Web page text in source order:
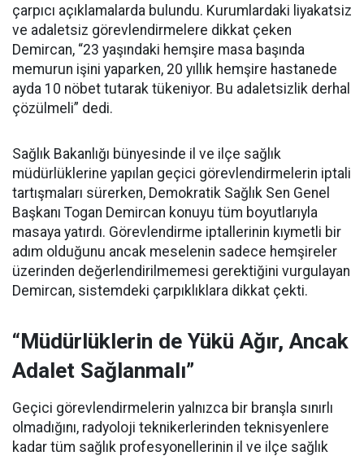
çarpıcı açıklamalarda bulundu. Kurumlardaki liyakatsiz
ve adaletsiz görevlendirmelere dikkat çeken
Demircan, “23 yaşındaki hemşire masa başında
memurun işini yaparken, 20 yıllık hemşire hastanede
ayda 10 nöbet tutarak tükeniyor. Bu adaletsizlik derhal
çözülmeli” dedi.
Sağlık Bakanlığı bünyesinde il ve ilçe sağlık
müdürlüklerine yapılan geçici görevlendirmelerin iptali
tartışmaları sürerken, Demokratik Sağlık Sen Genel
Başkanı Togan Demircan konuyu tüm boyutlarıyla
masaya yatırdı. Görevlendirme iptallerinin kıymetli bir
adım olduğunu ancak meselenin sadece hemşireler
üzerinden değerlendirilmemesi gerektiğini vurgulayan
Demircan, sistemdeki çarpıklıklara dikkat çekti.
“Müdürlüklerin de Yükü Ağır, Ancak
Adalet Sağlanmalı”
Geçici görevlendirmelerin yalnızca bir branşla sınırlı
olmadığını, radyoloji teknikerlerinden teknisyenlere
kadar tüm sağlık profesyonellerinin il ve ilçe sağlık